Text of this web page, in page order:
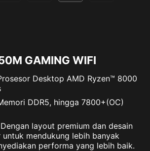
GAMING WIFI
Desktop AMD Ryzen™ 8000
DDR5, hingga 7800+(OC)
layout premium dan desain
mendukung lebih banyak
performa yang lebih baik.